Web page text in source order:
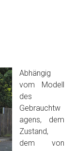
Abhängig
vom Modell
des
Gebrauchtw
agens, dem
Zustand,
dem von